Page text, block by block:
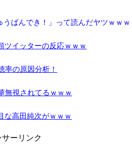
うばんでき！」って読んだヤツｗｗｗ
ツイッターの反応ｗｗｗ
率の原因分析！
無視されてるｗｗｗ
な高田純次がｗｗｗ
ーリンク